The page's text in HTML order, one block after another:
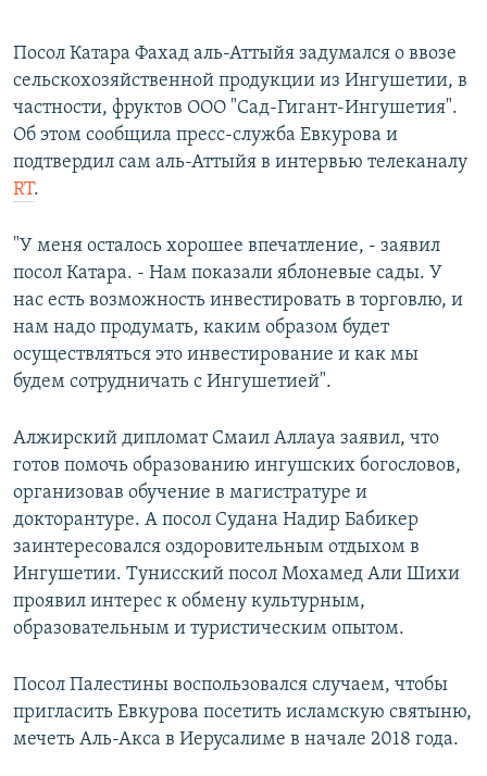
Посол Катара Фахад аль-Аттыйя задумался о ввозе
сельскохозяйственной продукции из Ингушетии, в
частности, фруктов ООО "Сад-Гигант-Ингушетия".
Об этом сообщила пресс-служба Евкурова и
подтвердил сам аль-Аттыйя в интервью телеканалу
RT.
"У меня осталось хорошее впечатление, - заявил
посол Катара. - Нам показали яблоневые сады. У
нас есть возможность инвестировать в торговлю, и
нам надо продумать, каким образом будет
осуществляться это инвестирование и как мы
будем сотрудничать с Ингушетией".
Алжирский дипломат Смаил Аллауа заявил, что
готов помочь образованию ингушских богословов,
организовав обучение в магистратуре и
докторантуре. А посол Судана Надир Бабикер
заинтересовался оздоровительным отдыхом в
Ингушетии. Тунисский посол Мохамед Али Шихи
проявил интерес к обмену культурным,
образовательным и туристическим опытом.
Посол Палестины воспользовался случаем, чтобы
пригласить Евкурова посетить исламскую святыню,
мечеть Аль-Акса в Иерусалиме в начале 2018 года.